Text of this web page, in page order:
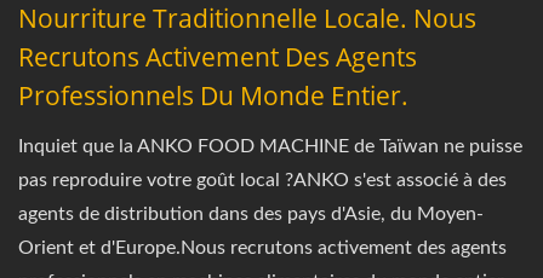
Nourriture Traditionnelle Locale. Nous
Recrutons Activement Des Agents
Professionnels Du Monde Entier.
Inquiet que la ANKO FOOD MACHINE de Taïwan ne puisse
pas reproduire votre goût local ?ANKO s'est associé à des
agents de distribution dans des pays d'Asie, du Moyen-
Orient et d'Europe.Nous recrutons activement des agents